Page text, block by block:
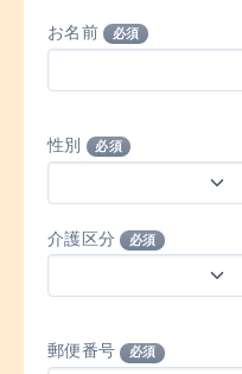
お名前 必須
性別 必須
介護区分 必須
郵便番号 必須